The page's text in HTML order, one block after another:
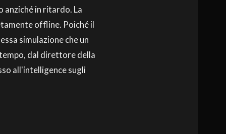
anziché in ritardo. La
offline. Poiché il
simulazione che un
dal direttore della
all'intelligence sugli